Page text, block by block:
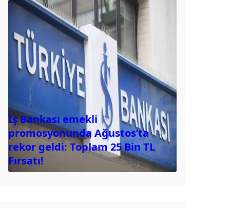
İş Bankası emekli
promosyonunda Ağustos’ta
rekor geldi: Toplam 25 Bin TL
Fırsatı!